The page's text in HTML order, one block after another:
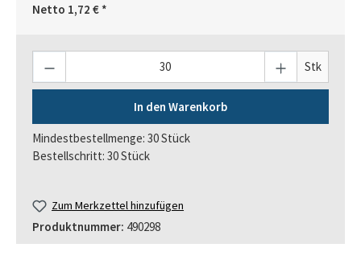
Netto 1,72 € *
Stk
In den Warenkorb
Mindestbestellmenge: 30 Stück
Bestellschritt: 30 Stück
Zum Merkzettel hinzufügen
Produktnummer: 490298